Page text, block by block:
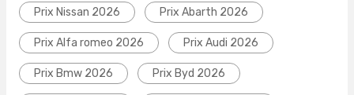
Prix Nissan 2026 Prix Abarth 2026
Prix Alfa romeo 2026 Prix Audi 2026
Prix Bmw 2026 Prix Byd 2026